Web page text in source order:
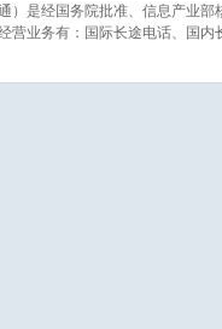
）是经国务院批准、信息产业
营业务有：国际长途电话、国内
话）会议以及其它电信增值业